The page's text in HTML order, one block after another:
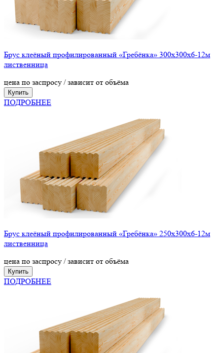
Брус клеёный профилированный «Гребёнка» 300х300х6-12м
лиственница
цена по заспросу / зависит от объёма
Купить
ПОДРОБНЕЕ
Брус клеёный профилированный «Гребёнка» 250х300х6-12м
лиственница
цена по заспросу / зависит от объёма
Купить
ПОДРОБНЕЕ